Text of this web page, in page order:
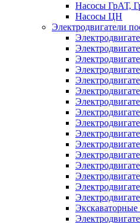
Насосы ГрАТ,
Насосы ЦН
Электродвигатели